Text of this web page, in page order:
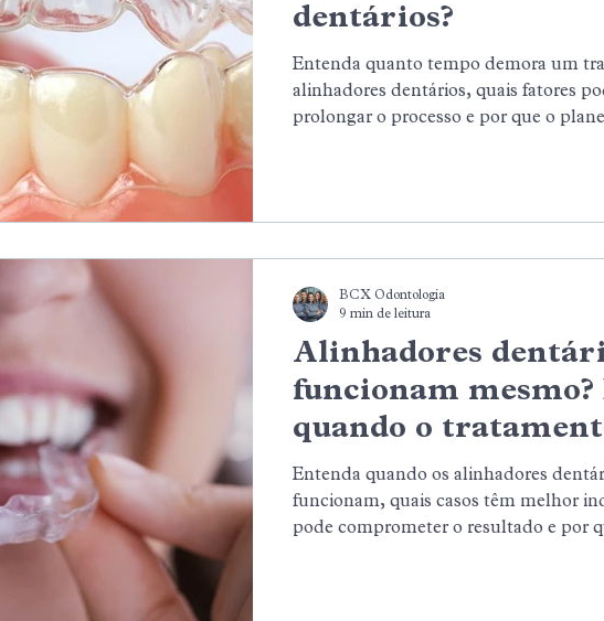
dentários?
Entenda quanto tempo demora um
alinhadores dentários, quais fatores
prolongar o processo e por que o
Alinhadores
funcionam
quando o
indicado
Entenda quando os alinhadores
funcionam, quais casos têm melhor
pode comprometer o resultado e por
BCX Odontologia
9 min de leitura